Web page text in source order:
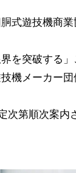
式遊技機商業
を突破する
機メーカー
第順次案内